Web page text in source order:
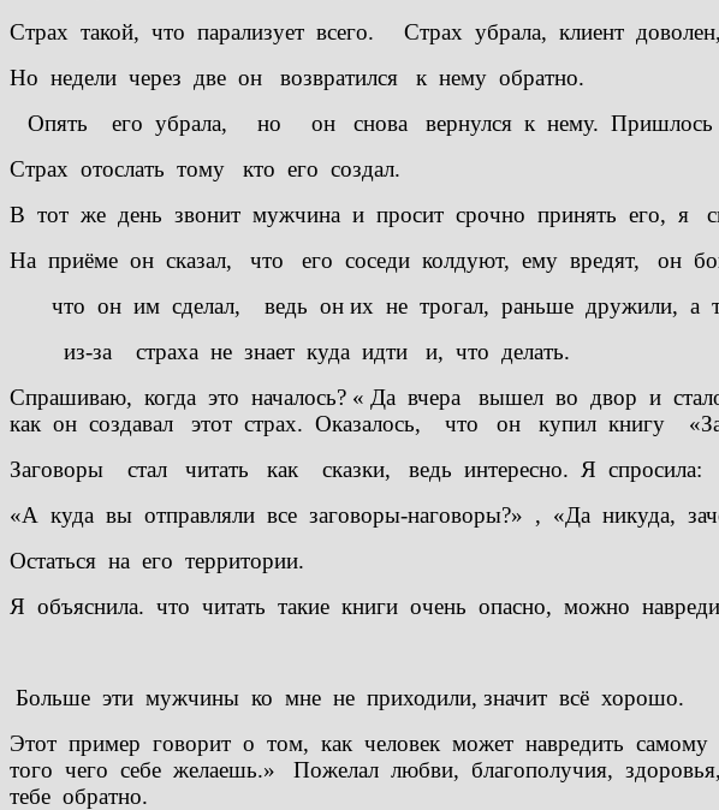
Страх такой, что парализует всего. Страх убрала, клиент доволен,
Но недели через две он возвратился к нему обратно.
Опять его убрала, но он снова вернулся к нему.
Страх отослать тому кто его создал.
В тот же день звонит мужчина и просит срочно принять его, я
На приёме он сказал, что его соседи колдуют, ему вредят, он
что он им сделал, ведь он их не трогал, раньше дружили, а
из-за страха не знает куда идти и, что
Спрашиваю, когда это началось? « Да вчера вышел во двор и
как он создавал этот страх. Оказалось, что он купил книгу
Заговоры стал читать как сказки, ведь интересно. Я спросила:
«А куда вы отправляли все заговоры-наговоры?» , «Да никуда,
Остаться на его территории.
Я объяснила. что читать такие книги очень опасно, можно
Больше эти мужчины ко мне не приходили, значит всё хорошо.
Этот пример говорит о том, как человек может навредить
того чего себе желаешь.» Пожелал любви, благополучия,
тебе обратно.